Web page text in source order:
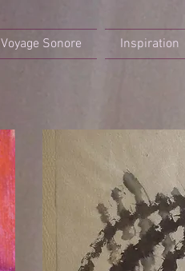
Voyage Sonore Inspiration